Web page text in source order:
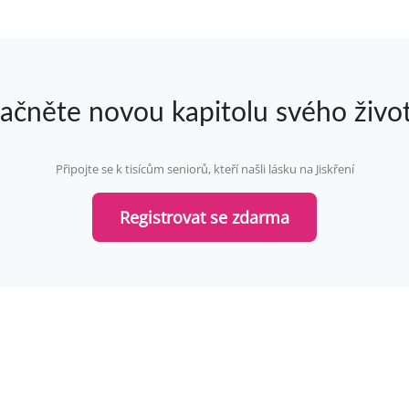
novou kapitolu svého
Připojte se k tisícům seniorů, kteří našli lásku na Jiskření
Registrovat se zdarma